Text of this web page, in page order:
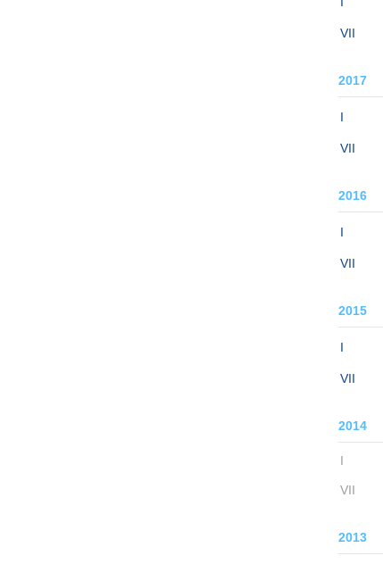
VII
2017
I
VII
2016
I
VII
2015
I
VII
2014
I
VII
2013